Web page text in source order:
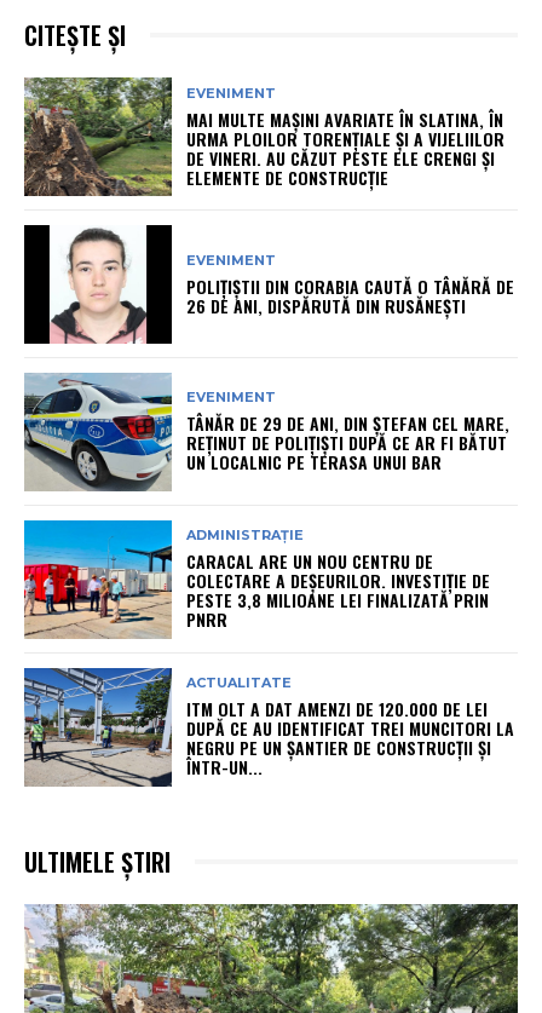
CITEȘTE ȘI
EVENIMENT
MAI MULTE MAȘINI AVARIATE ÎN SLATINA, ÎN
URMA PLOILOR TORENȚIALE ȘI A VIJELIILOR
DE VINERI. AU CĂZUT PESTE ELE CRENGI ȘI
ELEMENTE DE CONSTRUCȚIE
EVENIMENT
POLIȚIȘTII DIN CORABIA CAUTĂ O TÂNĂRĂ DE
26 DE ANI, DISPĂRUTĂ DIN RUSĂNEȘTI
EVENIMENT
TÂNĂR DE 29 DE ANI, DIN ȘTEFAN CEL MARE,
REȚINUT DE POLIȚIȘTI DUPĂ CE AR FI BĂTUT
UN LOCALNIC PE TERASA UNUI BAR
ADMINISTRAȚIE
CARACAL ARE UN NOU CENTRU DE
COLECTARE A DEȘEURILOR. INVESTIȚIE DE
PESTE 3,8 MILIOANE LEI FINALIZATĂ PRIN
PNRR
ACTUALITATE
ITM OLT A DAT AMENZI DE 120.000 DE LEI
DUPĂ CE AU IDENTIFICAT TREI MUNCITORI LA
NEGRU PE UN ȘANTIER DE CONSTRUCȚII ȘI
ÎNTR-UN...
ULTIMELE ȘTIRI